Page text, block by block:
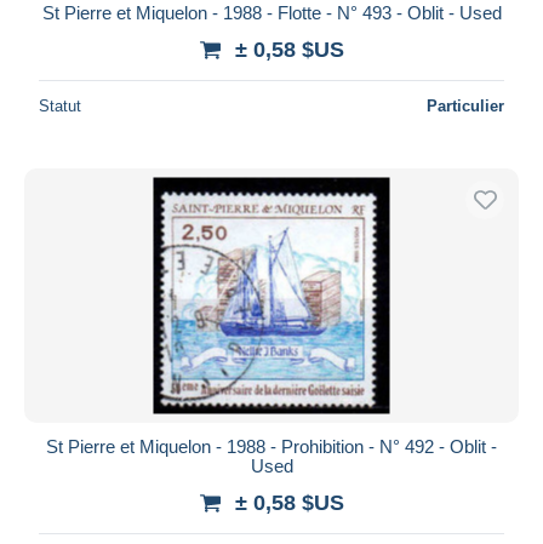
St Pierre et Miquelon - 1988 - Flotte - N° 493 - Oblit - Used
± 0,58 $US
Statut Particulier
St Pierre et Miquelon - 1988 - Prohibition - N° 492 - Oblit -
Used
± 0,58 $US